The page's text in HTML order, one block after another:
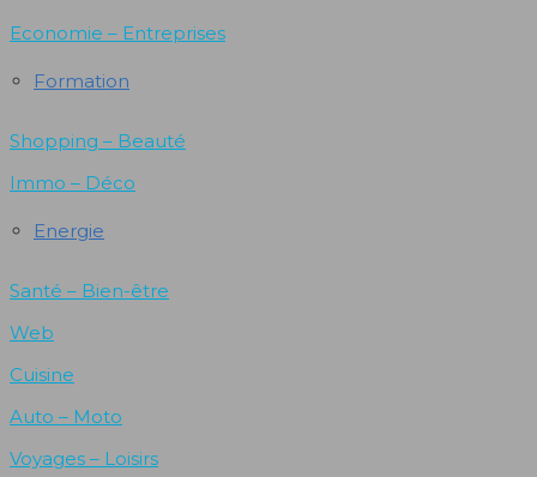
Economie – Entreprises
Formation
Shopping – Beauté
Immo – Déco
Energie
Santé – Bien-être
Web
Cuisine
Auto – Moto
Voyages – Loisirs